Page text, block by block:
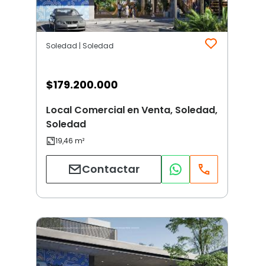
Soledad | Soledad
$179.200.000
Local Comercial en Venta, Soledad,
Soledad
Contactar